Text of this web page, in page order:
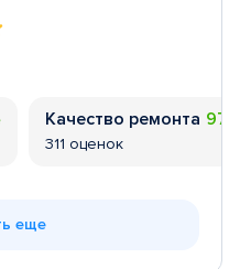
Качество ремонта
311 оценок
еще